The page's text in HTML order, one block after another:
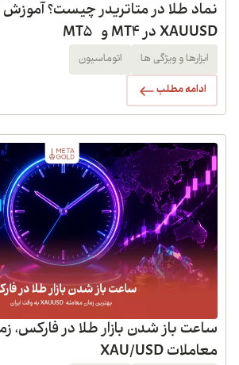
نماد طلا در متاتریدر چیست؟ آموزش
XAUUSD در MT4 و MT5
ابزارها و ویژگی ها اتوماسیون
ادامه مطلب
ساعت باز شدن بازار طلا در فارکس،
معاملات XAU/USD